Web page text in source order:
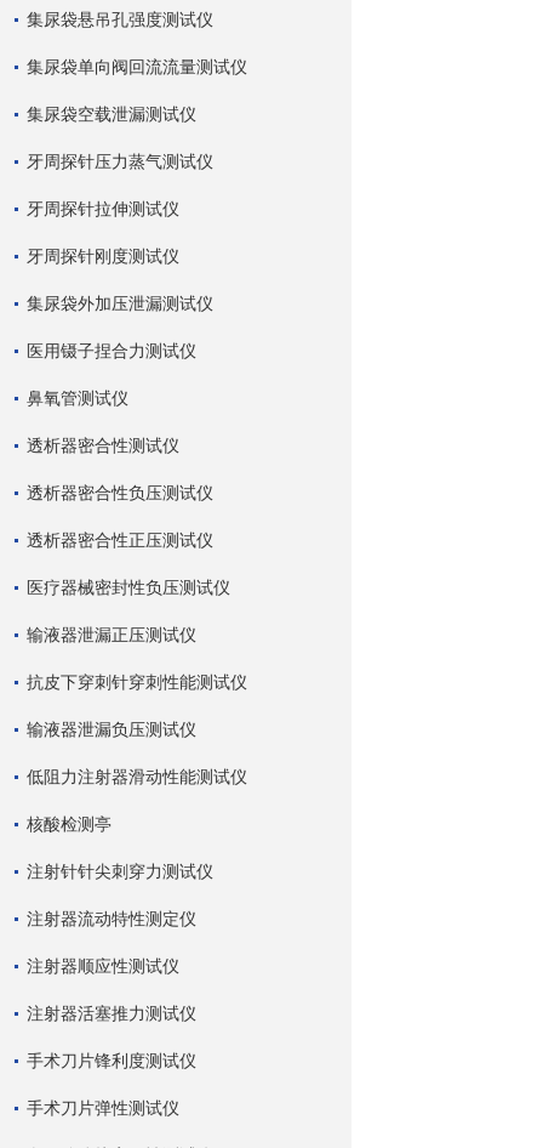
集尿袋悬吊孔强度测试仪
集尿袋单向阀回流流量测试仪
集尿袋空载泄漏测试仪
牙周探针压力蒸气测试仪
牙周探针拉伸测试仪
牙周探针刚度测试仪
集尿袋外加压泄漏测试仪
医用镊子捏合力测试仪
鼻氧管测试仪
透析器密合性测试仪
透析器密合性负压测试仪
透析器密合性正压测试仪
医疗器械密封性负压测试仪
输液器泄漏正压测试仪
抗皮下穿刺针穿刺性能测试仪
输液器泄漏负压测试仪
低阻力注射器滑动性能测试仪
核酸检测亭
注射针针尖刺穿力测试仪
注射器流动特性测定仪
注射器顺应性测试仪
注射器活塞推力测试仪
手术刀片锋利度测试仪
手术刀片弹性测试仪